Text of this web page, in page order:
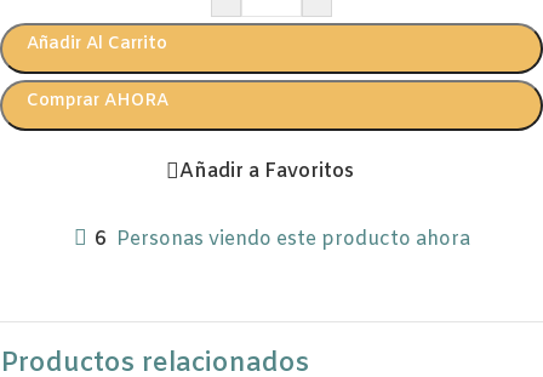
Añadir Al Carrito
Comprar AHORA
Añadir a Favoritos
6 Personas viendo este producto ahora
Productos relacionados